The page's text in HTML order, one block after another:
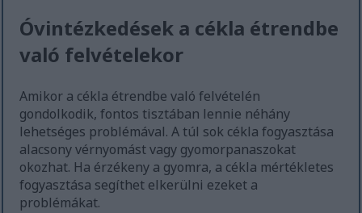
Óvintézkedések a cékla étrendbe
való felvételekor
Amikor a cékla étrendbe való felvételén
gondolkodik, fontos tisztában lennie néhány
lehetséges problémával. A túl sok cékla fogyasztása
alacsony vérnyomást vagy gyomorpanaszokat
okozhat. Ha érzékeny a gyomra, a cékla mértékletes
fogyasztása segíthet elkerülni ezeket a
problémákat.